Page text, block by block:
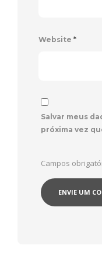
Website *
Salvar meus
próxima vez
Campos